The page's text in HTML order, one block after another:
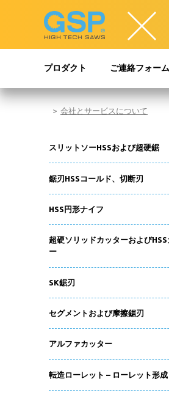
プロダクト ご連絡フォーム
会社とサービスについて
スリットソーHSSおよび超硬鋸
鋸刃HSSコールド、切断刃
HSS円形ナイフ
超硬ソリッドカッターおよびHSS
ー
SK鋸刃
セグメントおよび摩擦鋸刃
アルファカッター
転造ローレット – ローレット形成